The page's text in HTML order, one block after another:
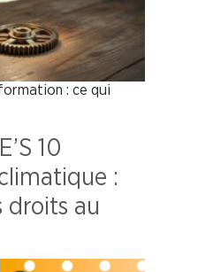
: ce qui
10
:
droits au